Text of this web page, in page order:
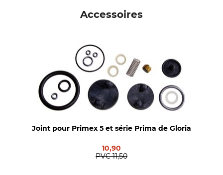
Made in Poland
Accessoires
Joint pour Primex 5 et série Prima de Gloria
10,90
PVC 11,50